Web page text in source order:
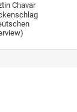
Chavar